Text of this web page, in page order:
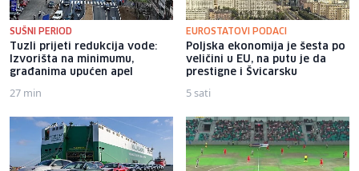
SUŠNI PERIOD
Tuzli prijeti redukcija vode:
Izvorišta na minimumu,
građanima upućen apel
27 min
EUROSTATOVI PODACI
Poljska ekonomija je šesta po
veličini u EU, na putu je da
prestigne i Švicarsku
5 sati